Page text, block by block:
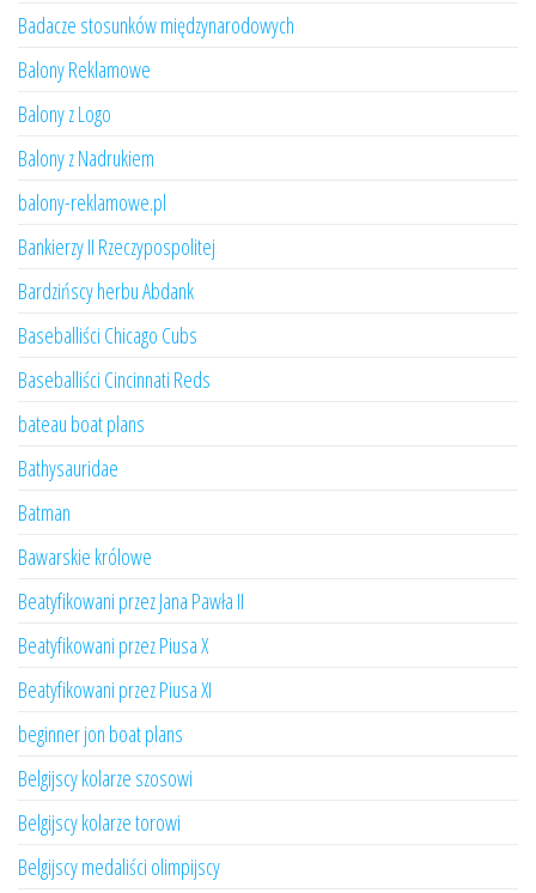
Badacze stosunków międzynarodowych
Balony Reklamowe
Balony z Logo
Balony z Nadrukiem
balony-reklamowe.pl
Bankierzy II Rzeczypospolitej
Bardzińscy herbu Abdank
Baseballiści Chicago Cubs
Baseballiści Cincinnati Reds
bateau boat plans
Bathysauridae
Batman
Bawarskie królowe
Beatyfikowani przez Jana Pawła II
Beatyfikowani przez Piusa X
Beatyfikowani przez Piusa XI
beginner jon boat plans
Belgijscy kolarze szosowi
Belgijscy kolarze torowi
Belgijscy medaliści olimpijscy